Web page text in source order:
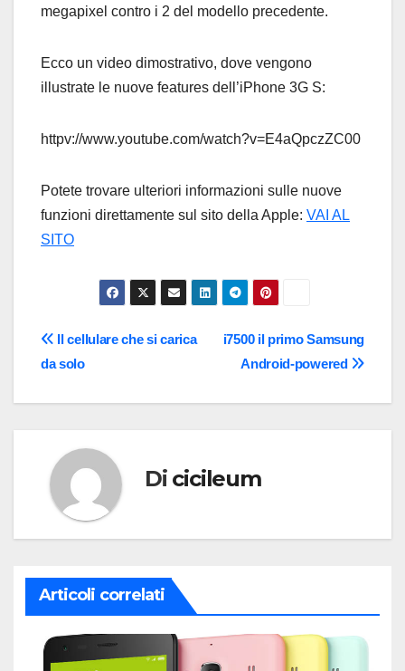
megapixel contro i 2 del modello precedente.
Ecco un video dimostrativo, dove vengono
illustrate le nuove features dell’iPhone 3G S:
httpv://www.youtube.com/watch?v=E4aQpczZC00
Potete trovare ulteriori informazioni sulle nuove
funzioni direttamente sul sito della Apple: VAI AL
SITO
Navigazione
i7500 il primo Samsung
Android-powered
Il cellulare che si carica
da solo
Di cicileum
Articoli correlati